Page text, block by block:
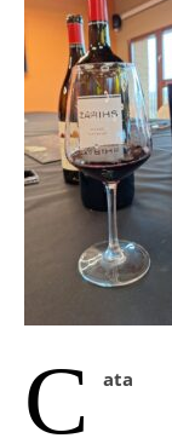
C ata